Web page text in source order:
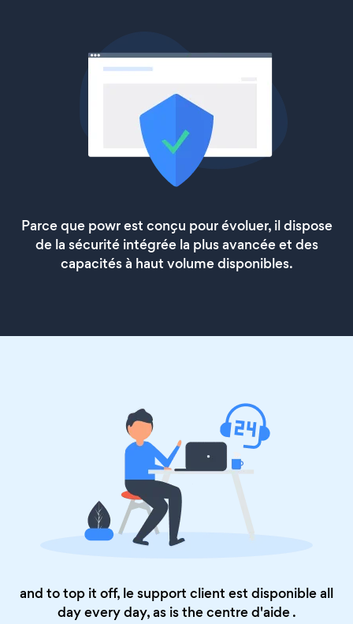
Parce que powr est conçu pour évoluer, il dispose
de la sécurité intégrée la plus avancée et des
capacités à haut volume disponibles.
and to top it off, le support client est disponible all
day every day, as is thecentre d'aide.